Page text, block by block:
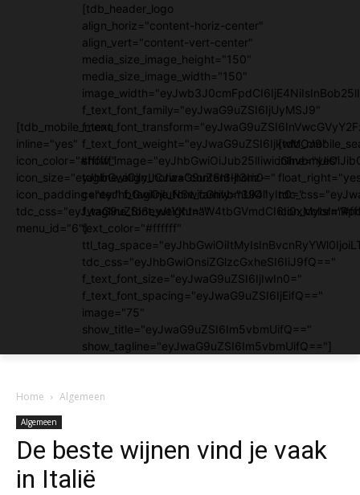
[tdb_mobile_menu
inline="yes"
icon_color="#ffffff"
icon_size="eyJhbGwiOjIyLCJwaG9uZSI6IjI3In0="
icon_padding="eyJhbGwiOjIuNSwicGhvbmUiOiIyIn0="
menu_id="6"]
[tdb_header_logo
align_horiz="content-horiz-center"
align_vert="content-vert-center"
media_size_image_height="150"
media_size_image_width="150"
f_text_font_family="eyJwaG9uZSI6IjUyMSJ9"
f_text_font_weight="eyJwaG9uZSI6IjkwMCJ9"
tagline_align_horiz="content-horiz-
center" f_tagline_font_family="394"
f_tagline_font_weight=""
text_color="#ffffff"
tdc_css="eyJhbGwiOnsiZGlzcGxheSI6IiJ9fQ=="
f_text_font_size="eyJwaG9uZSI6IjIwIn0="
f_text_font_spacing="eyJwaG9uZSI6IjEifQ=="
image="75"
show_title="eyJwaG9uZSI6Im5vbmUifQ=="
show_tagline="eyJwaG9uZSI6Im5vbmUifQ=="]
inline="yes"
Home Algemeen
Algemeen
De beste wijnen vind je vaak
in Italië